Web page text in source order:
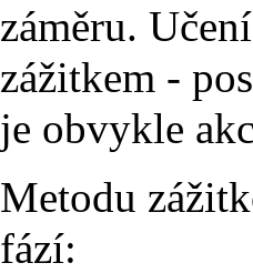
záměru.
zážitkem -
je obvykle
Metodu
fází: